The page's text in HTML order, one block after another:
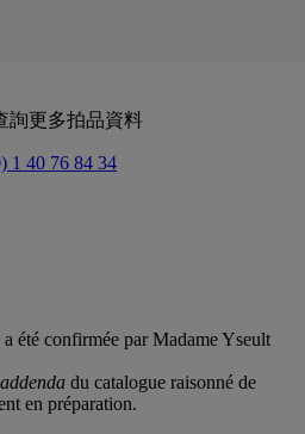
詢更多拍品資料
1 40 76 84 34
été confirmée par Madame Yseult
addenda du catalogue raisonné de
en préparation.